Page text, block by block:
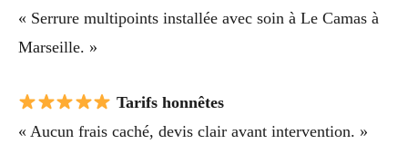
« Serrure multipoints installée avec soin à Le Camas à
Marseille. »
Tarifs honnêtes
« Aucun frais caché, devis clair avant intervention. »